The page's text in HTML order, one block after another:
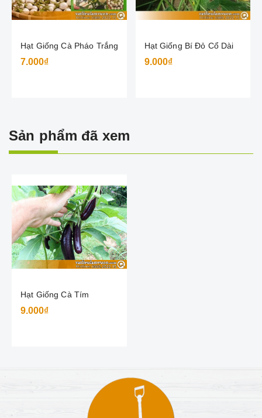
Hạt Giống Cà Pháo Trắng
7.000₫
Hạt Giống Bí Đỏ Cổ Dài
9.000₫
Sản phẩm đã xem
Hạt Giống Cà Tím
9.000₫